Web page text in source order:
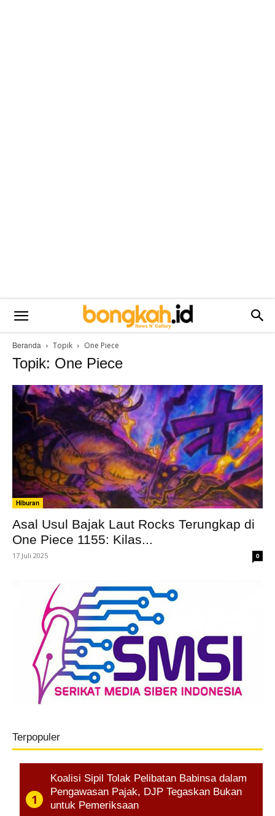
Beranda Topik One Piece
Topik: One Piece
Hiburan
Asal Usul Bajak Laut Rocks Terungkap di
One Piece 1155: Kilas...
17 Juli 2025 0
Terpopuler
Koalisi Sipil Tolak Pelibatan Babinsa dalam
Pengawasan Pajak, DJP Tegaskan Bukan
untuk Pemeriksaan